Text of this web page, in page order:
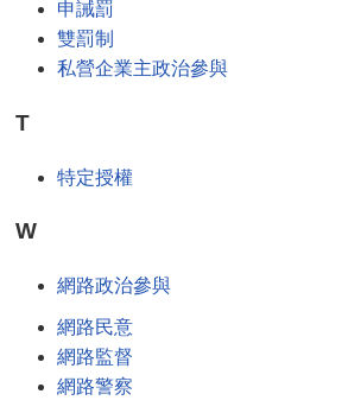
申誡罰
雙罰制
私營企業主政治參與
T
特定授權
W
網路政治參與
網路民意
網路監督
網路警察